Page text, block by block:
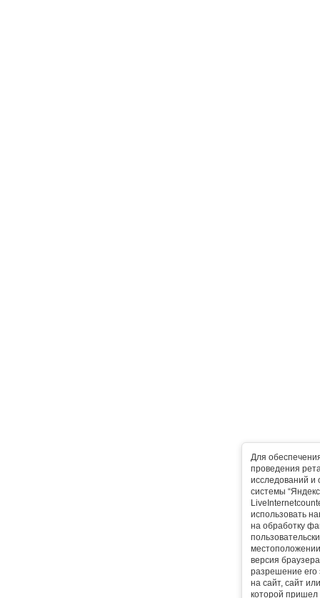
Для
проведения
исследований и
системы
использовать
на обработку
версия
разрешение его
на сайт, сайт
которой пришел